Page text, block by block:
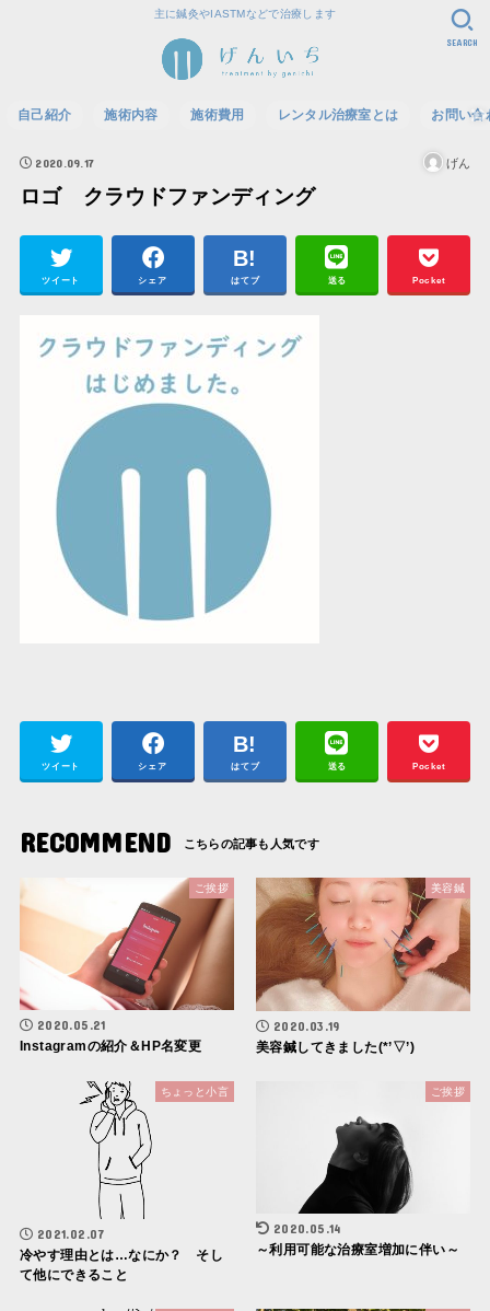
主に鍼灸やIASTMなどで治療します
自己紹介 施術内容 施術費用 レンタル治療室とは お問い合
SEARCH
2020.09.17 げん
ロゴ クラウドファンディング
ツイート シェア はてブ 送る Pocket
ツイート シェア はてブ 送る Pocket
RECOMMEND
ご挨拶
2020.05.21
Instagramの紹介＆HP名変更
美容鍼
2020.03.19
美容鍼してきました(*’▽’)
ちょっと小言
2021.02.07
冷やす理由とは…なにか？ そし
て他にできること
ご挨拶
2020.05.14
～利用可能な治療室増加に伴い～